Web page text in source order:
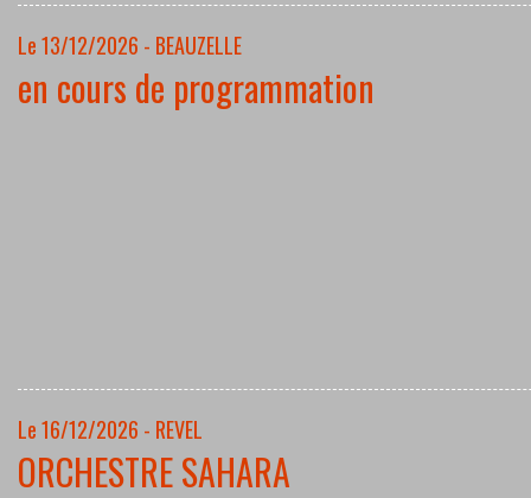
Le 13/12/2026 - BEAUZELLE
en cours de programmation
Le 16/12/2026 - REVEL
ORCHESTRE SAHARA